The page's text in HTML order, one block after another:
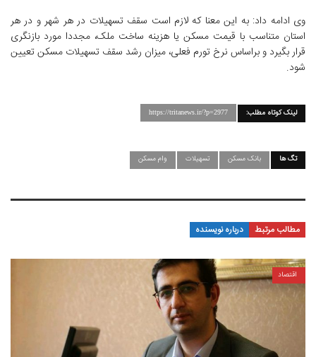
وی ادامه داد: به این معنا که لازم است سقف تسهیلات در هر شهر و در هر
استان متناسب با قیمت مسکن یا هزینه ساخت ملک، مجددا مورد بازنگری
قرار بگیرد و براساس نرخ تورم فعلی، میزان رشد سقف تسهیلات مسکن تعیین
شود.
لینک کوتاه مطلب: https://tritanews.ir/?p=2977
تگ ها بانک مسکن تسهیلات وام مسکن
مطالب مرتبط درباره نویسنده
اقتصاد